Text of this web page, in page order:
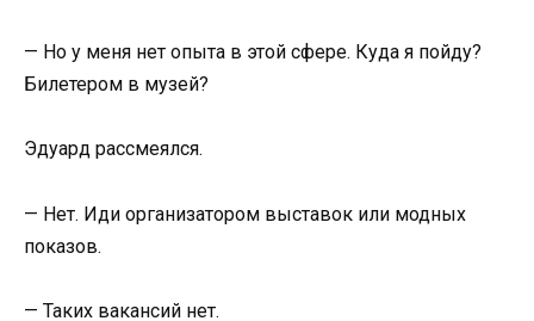
— Но у меня нет опыта в этой сфере. Куда я пойду?
Билетером в музей?
Эдуард рассмеялся.
— Нет. Иди организатором выставок или модных
показов.
— Таких вакансий нет.